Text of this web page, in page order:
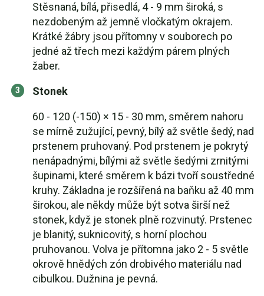
Stěsnaná, bílá, přisedlá, 4 - 9 mm široká, s
nezdobeným až jemně vločkatým okrajem.
Krátké žábry jsou přítomny v souborech po
jedné až třech mezi každým párem plných
žaber.
Stonek
60 - 120 (-150) × 15 - 30 mm, směrem nahoru
se mírně zužující, pevný, bílý až světle šedý, nad
prstenem pruhovaný. Pod prstenem je pokrytý
nenápadnými, bílými až světle šedými zrnitými
šupinami, které směrem k bázi tvoří soustředné
kruhy. Základna je rozšířená na baňku až 40 mm
širokou, ale někdy může být sotva širší než
stonek, když je stonek plně rozvinutý. Prstenec
je blanitý, suknicovitý, s horní plochou
pruhovanou. Volva je přítomna jako 2 - 5 světle
okrově hnědých zón drobivého materiálu nad
cibulkou. Dužnina je pevná.